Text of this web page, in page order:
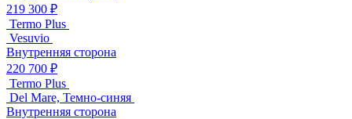
219 300 ₽
Termo Plus
Vesuvio
Внутренняя сторона
220 700 ₽
Termo Plus
Del Mare, Темно-синяя
Внутренняя сторона